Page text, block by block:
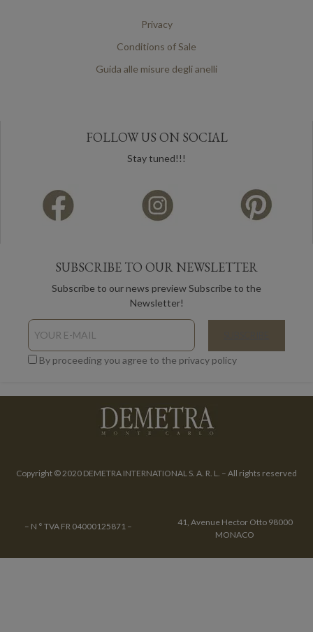
Privacy
Conditions of Sale
Guida alle misure degli anelli
FOLLOW US ON SOCIAL
Stay tuned!!!
SUBSCRIBE TO OUR NEWSLETTER
Subscribe to our news preview Subscribe to the
Newsletter!
By proceeding you agree to the privacy policy
Copyright © 2020 DEMETRA INTERNATIONAL S. A. R. L. – All rights reserved
– N ° TVA FR 04000125871 –
41, Avenue Hector Otto 98000
MONACO